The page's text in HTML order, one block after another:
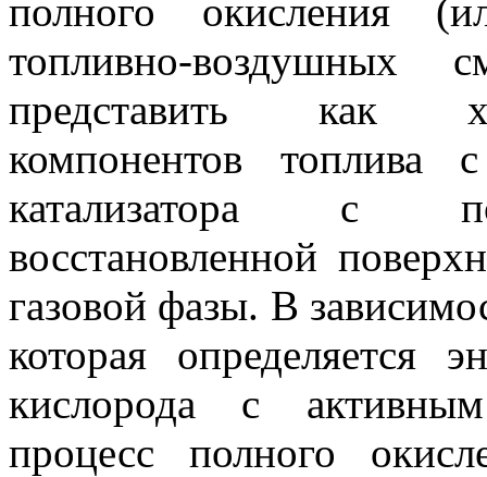
полного окисления
топливно-воздушных
представить как
компонентов топлива
катализатора с
восстановленной
газовой фазы. В
которая определяется
кислорода с активным
процесс полного